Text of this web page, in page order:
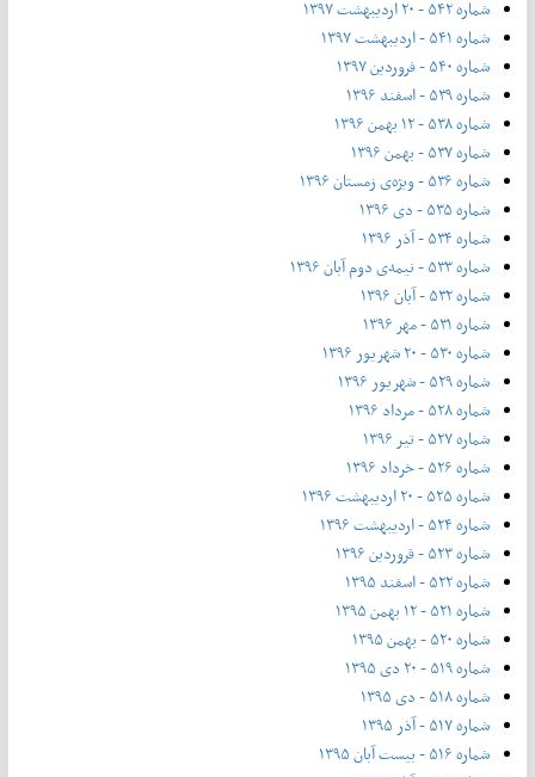
شماره ۵۴۲ - ۲۰ اردیبهشت ۱۳۹۷
شماره ۵۴۱ - اردیبهشت ۱۳۹۷
شماره ۵۴۰ - فروردین ۱۳۹۷
شماره ۵۳۹ - اسفند ۱۳۹۶
شماره ۵۳۸ - ۱۲ بهمن ۱۳۹۶
شماره ۵۳۷ - بهمن ۱۳۹۶
شماره ۵۳۶ - ویژه‌ی زمستان ۱۳۹۶
شماره ۵۳۵ - دی ۱۳۹۶
شماره ۵۳۴ - آذر ۱۳۹۶
شماره ۵۳۳ - نیمه‌ی دوم آبان ۱۳۹۶
شماره ۵۳۲ - آبان ۱۳۹۶
شماره ۵۳۱ - مهر ۱۳۹۶
شماره ۵۳۰ - ۲۰ شهریور ۱۳۹۶
شماره ۵۲۹ - شهریور ۱۳۹۶
شماره ۵۲۸ - مرداد ۱۳۹۶
شماره ۵۲۷ - تیر ۱۳۹۶
شماره ۵۲۶ - خرداد ۱۳۹۶
شماره ۵۲۵ - ۲۰ اردیبهشت ۱۳۹۶
شماره ۵۲۴ - اردیبهشت ۱۳۹۶
شماره ۵۲۳ - فروردین ۱۳۹۶
شماره ۵۲۲ - اسفند ۱۳۹۵
شماره ۵۲۱ - ۱۲ بهمن ۱۳۹۵
شماره ۵۲۰ - بهمن ۱۳۹۵
شماره ۵۱۹ - ۲۰ دی ۱۳۹۵
شماره ۵۱۸ - دی ۱۳۹۵
شماره ۵۱۷ - آذر ۱۳۹۵
شماره ۵۱۶ - بیست آبان ۱۳۹۵